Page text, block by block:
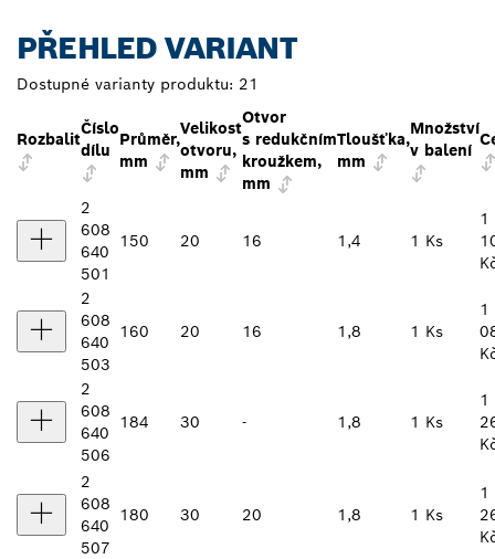
PŘEHLED VARIANT
Dostupné varianty produktu: 21
Rozbalit
Číslo
dílu
Průměr,
mm
Velikost
otvoru,
mm
Otvor
s redukčním
kroužkem,
mm
Tloušťka,
mm
Množství
v balení
2
608
640
501
150 20 16 1,4 1 Ks
1
2
608
640
503
160 20 16 1,8 1 Ks
1
2
608
640
506
184 30 - 1,8 1 Ks
1
2
608
640
507
180 30 20 1,8 1 Ks
1